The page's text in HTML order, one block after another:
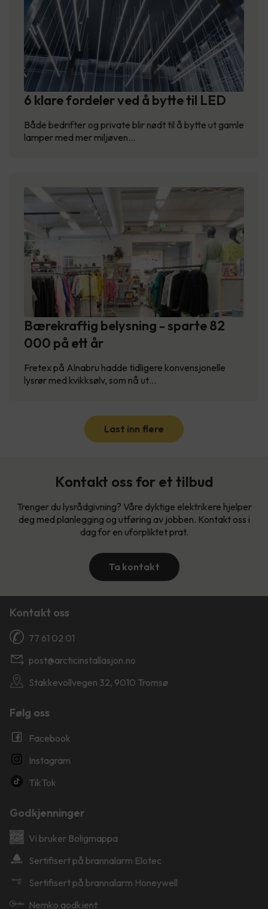
6 klare fordeler ved å bytte til LED
Både bedrifter og private blir nødt til å bytte ut gamle
lamper med mer miljøven…
Bærekraftig belysning - sparte 82
000 på ett år
Fretex på Alnabru hadde tidligere konvensjonelle
lysrør med kvikksølv, som nå ut…
Last inn flere
Kontakt oss for et tilbud
Trenger du lysrådgivning? Våre dyktige elektrikere hjelper
deg med planlegging og utføring av jobben. Kontakt oss i
dag for en uforpliktet prat.
Ta kontakt
Kontakt oss
77 61 02 01
post@arcticinstallasjon.no
Stakkevollvegen 32, 9010 Tromsø
Følg oss
Facebook
Instagram
TikTok
Godkjenninger
Vi bruker Boligmappa
Sertifisert på brannalarm Elotec
Sertifisert på brannalarm Honeywell
Nemko godkjent